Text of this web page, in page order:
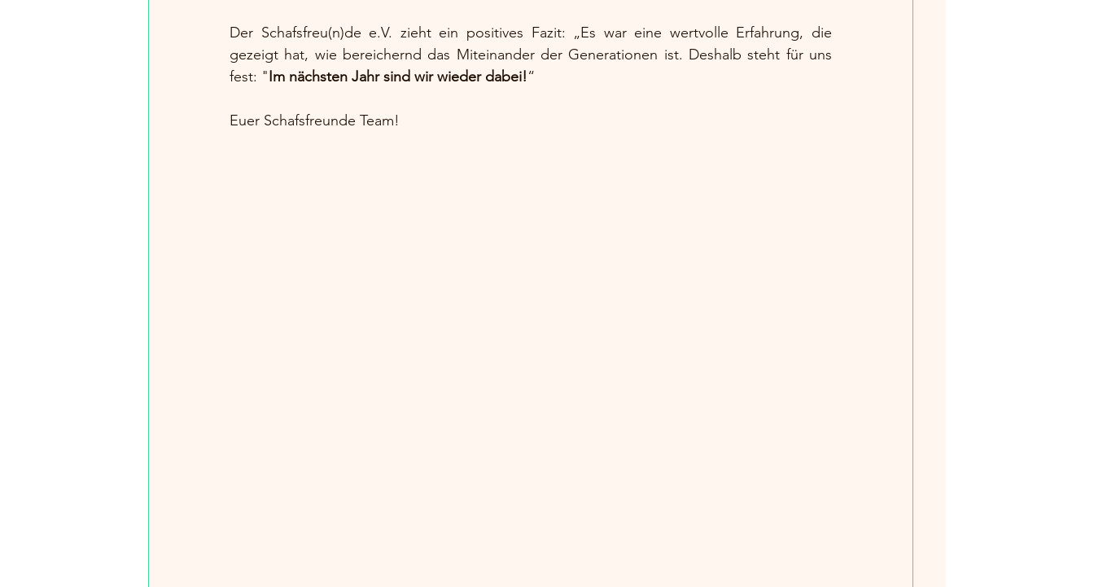
Der Schafsfreu(n)de e.V. zieht ein positives Fazit: „Es war eine wertvolle Erfahrung, die
gezeigt hat, wie bereichernd das Miteinander der Generationen ist. Deshalb steht für uns
fest: "Im nächsten Jahr sind wir wieder dabei!“
Euer Schafsfreunde Team!